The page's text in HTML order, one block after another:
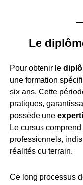
Le
Pour obtenir le
une formation
six ans. Cette
pratiques,
possède une
Le cursus
professionnels,
réalités du terrain.
Ce long processus